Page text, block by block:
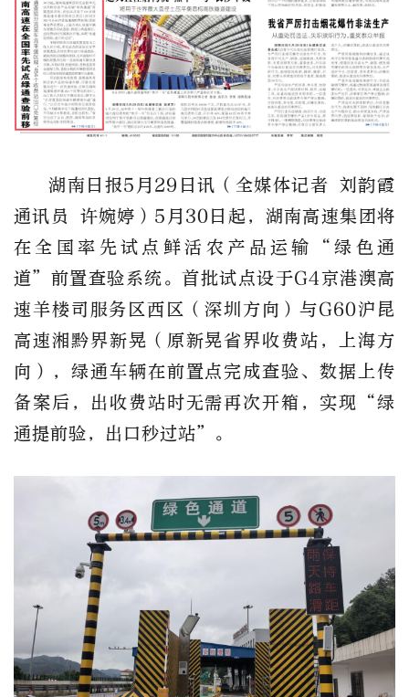
湖南日报5月29日讯（全媒体记者 刘韵霞
通讯员 许婉婷）5月30日起，湖南高速集团将
在全国率先试点鲜活农产品运输“绿色通
道”前置查验系统。首批试点设于G4京港澳高
速羊楼司服务区西区（深圳方向）与G60沪昆
高速湘黔界新晃（原新晃省界收费站，上海方
向），绿通车辆在前置点完成查验、数据上传
备案后，出收费站时无需再次开箱，实现“绿
通提前验，出口秒过站”。